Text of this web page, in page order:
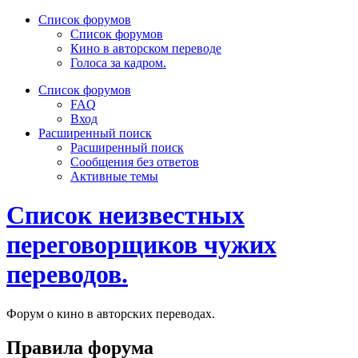
Список форумов
Список форумов
Кино в авторском переводе
Голоса за кадром.
Список форумов
FAQ
Вход
Расширенный поиск
Расширенный поиск
Сообщения без ответов
Активные темы
Список неизвестных
переговорщиков чужих
переводов.
Форум о кино в авторских переводах.
Правила форума